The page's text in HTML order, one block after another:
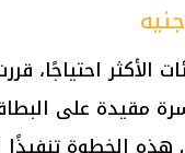
الأكثر احتياجًا،
10 ملايين أسرة مقيدة